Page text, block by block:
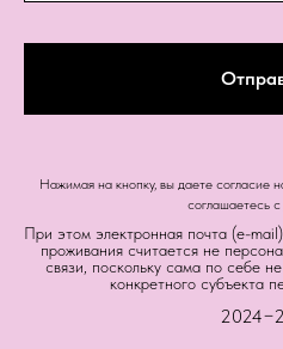
Нажимая на кнопку, вы даете согласие
соглашаетесь c
При этом электронная почта (e-
проживания считается не
связи, поскольку сама по себе
конкретного субъекта